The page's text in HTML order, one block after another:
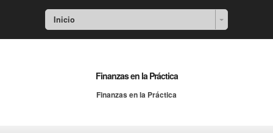
Inicio
Finanzas en la Práctica
Finanzas en la Práctica